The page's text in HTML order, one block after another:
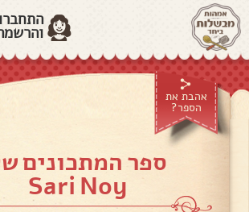
אהבת את
הספר?
ספר המתכונים
Sari Noy